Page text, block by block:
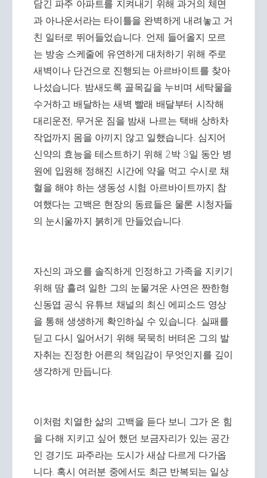
담긴 파주 아파트를 지켜내기 위해 과거의 체면
과 아나운서라는 타이틀을 완벽하게 내려놓고 거
친 일터로 뛰어들었습니다. 언제 들어올지 모르
는 방송 스케줄에 유연하게 대처하기 위해 주로
새벽이나 단건으로 진행되는 아르바이트를 찾아
나섰습니다. 밤새도록 골목길을 누비며 세탁물을
수거하고 배달하는 새벽 빨래 배달부터 시작해
대리운전, 무거운 짐을 밤새 나르는 택배 상하차
작업까지 몸을 아끼지 않고 일했습니다. 심지어
신약의 효능을 테스트하기 위해 2박 3일 동안 병
원에 입원해 정해진 시간에 약을 먹고 수시로 채
혈을 해야 하는 생동성 시험 아르바이트까지 참
여했다는 고백은 현장의 동료들은 물론 시청자들
의 눈시울까지 붉히게 만들었습니다.
자신의 과오를 솔직하게 인정하고 가족을 지키기
위해 땀 흘려 일한 그의 눈물겨운 사연은 짠한형
신동엽 공식 유튜브 채널의 최신 에피소드 영상
을 통해 생생하게 확인하실 수 있습니다. 실패를
딛고 다시 일어서기 위해 묵묵히 버텨온 그의 발
자취는 진정한 어른의 책임감이 무엇인지를 깊이
생각하게 만듭니다.
이처럼 치열한 삶의 고백을 듣다 보니 그가 온 힘
을 다해 지키고 싶어 했던 보금자리가 있는 공간
인 경기도 파주라는 도시가 새삼 다르게 다가옵
니다. 혹시 여러분 중에서도 최근 반복되는 일상